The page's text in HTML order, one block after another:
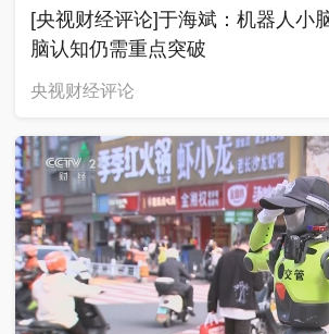
[央视财经评论]于海斌：机器人小
脑认知仍需重点突破
央视财经评论